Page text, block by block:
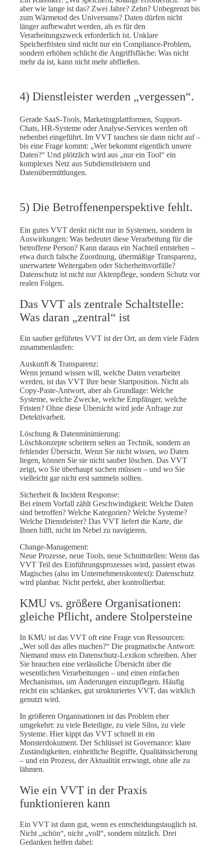
aber wie lange ist das? Zwei Jahre? Zehn? Unbegrenzt bis
zum Wärmetod des Universums? Daten dürfen nicht
länger aufbewahrt werden, als es für den
Verarbeitungszweck erforderlich ist. Unklare
Speicherfristen sind nicht nur ein Compliance-Problem,
sondern erhöhen schlicht die Angriffsfläche: Was nicht
mehr da ist, kann nicht mehr abfließen.
4) Dienstleister werden „vergessen“.
Gerade SaaS-Tools, Marketingplattformen, Support-
Chats, HR-Systeme oder Analyse-Services werden oft
nebenbei eingeführt. Im VVT tauchen sie dann nicht auf –
bis eine Frage kommt: „Wer bekommt eigentlich unsere
Daten?“ Und plötzlich wird aus „nur ein Tool“ ein
komplexes Netz aus Subdienstleistern und
Datenübermittlungen.
5) Die Betroffenenperspektive fehlt.
Ein gutes VVT denkt nicht nur in Systemen, sondern in
Auswirkungen: Was bedeutet diese Verarbeitung für die
betroffene Person? Kann daraus ein Nachteil entstehen –
etwa durch falsche Zuordnung, übermäßige Transparenz,
unerwartete Weitergaben oder Sicherheitsvorfälle?
Datenschutz ist nicht nur Aktenpflege, sondern Schutz vor
realen Folgen.
Das VVT als zentrale Schaltstelle:
Was daran „zentral“ ist
Ein sauber geführtes VVT ist der Ort, an dem viele Fäden
zusammenlaufen:
Auskunft & Transparenz:
Wenn jemand wissen will, welche Daten verarbeitet
werden, ist das VVT Ihre beste Startposition. Nicht als
Copy-Paste-Antwort, aber als Grundlage: Welche
Systeme, welche Zwecke, welche Empfänger, welche
Fristen? Ohne diese Übersicht wird jede Anfrage zur
Detektivarbeit.
Löschung & Datenminimierung:
Löschkonzepte scheitern selten an Technik, sondern an
fehlender Übersicht. Wenn Sie nicht wissen, wo Daten
liegen, können Sie sie nicht sauber löschen. Das VVT
zeigt, wo Sie überhaupt suchen müssen – und wo Sie
vielleicht gar nicht erst sammeln sollten.
Sicherheit & Incident Response:
Bei einem Vorfall zählt Geschwindigkeit: Welche Daten
sind betroffen? Welche Kategorien? Welche Systeme?
Welche Dienstleister? Das VVT liefert die Karte, die
Ihnen hilft, nicht im Nebel zu navigieren.
Change-Management:
Neue Prozesse, neue Tools, neue Schnittstellen: Wenn das
VVT Teil des Einführungsprozesses wird, passiert etwas
Magisches (also im Unternehmenskontext): Datenschutz
wird planbar. Nicht perfekt, aber kontrollierbar.
KMU vs. größere Organisationen:
gleiche Pflicht, andere Stolpersteine
In KMU ist das VVT oft eine Frage von Ressourcen:
„Wer soll das alles machen?“ Die pragmatische Antwort:
Niemand muss ein Datenschutz-Lexikon schreiben. Aber
Sie brauchen eine verlässliche Übersicht über die
wesentlichen Verarbeitungen – und einen einfachen
Mechanismus, um Änderungen einzupflegen. Häufig
reicht ein schlankes, gut strukturiertes VVT, das wirklich
genutzt wird.
In größeren Organisationen ist das Problem eher
umgekehrt: zu viele Beteiligte, zu viele Silos, zu viele
Systeme. Hier kippt das VVT schnell in ein
Monsterdokument. Der Schlüssel ist Governance: klare
Zuständigkeiten, einheitliche Begriffe, Qualitätssicherung
– und ein Prozess, der Aktualität erzwingt, ohne alle zu
lähmen.
Wie ein VVT in der Praxis
funktionieren kann
Ein VVT ist dann gut, wenn es entscheidungstauglich ist.
Nicht „schön“, nicht „voll“, sondern nützlich. Drei
Gedanken helfen dabei: